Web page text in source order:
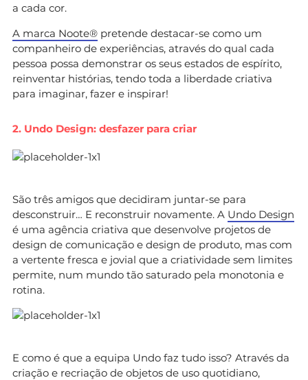
a cada cor.
A marca Noote® pretende destacar-se como um
companheiro de experiências, através do qual cada
pessoa possa demonstrar os seus estados de espírito,
reinventar histórias, tendo toda a liberdade criativa
para imaginar, fazer e inspirar!
2. Undo Design: desfazer para criar
São três amigos que decidiram juntar-se para
desconstruir… E reconstruir novamente. A Undo Design
é uma agência criativa que desenvolve projetos de
design de comunicação e design de produto, mas com
a vertente fresca e jovial que a criatividade sem limites
permite, num mundo tão saturado pela monotonia e
rotina.
E como é que a equipa Undo faz tudo isso? Através da
criação e recriação de objetos de uso quotidiano,